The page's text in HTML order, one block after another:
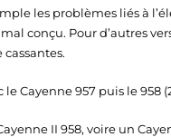
les problèmes liés à
conçu. Pour d’autres
Cayenne 957 puis le 958
II 958, voire un